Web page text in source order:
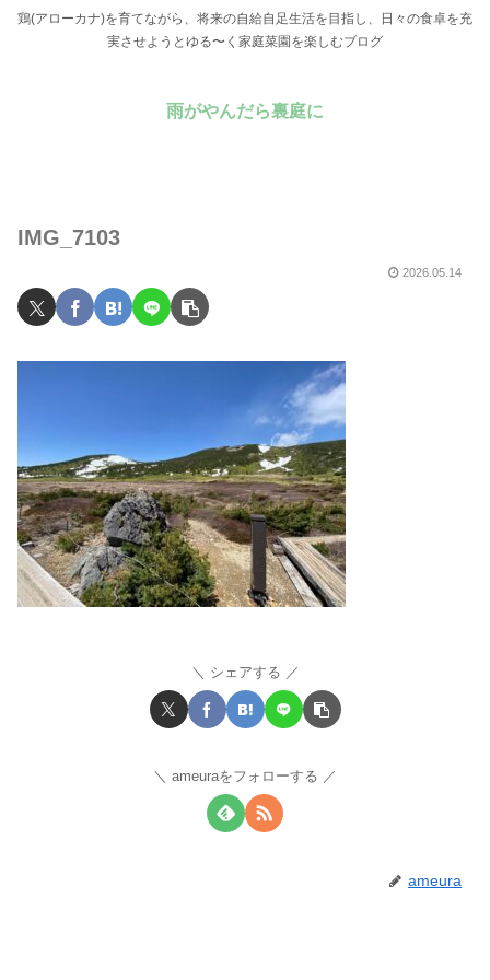
鶏(アローカナ)を育てながら、将来の自給自足生活を目指し、日々の食卓を充
実させようとゆる〜く家庭菜園を楽しむブログ
雨がやんだら裏庭に
IMG_7103
2026.05.14
シェアする
ameuraをフォローする
ameura